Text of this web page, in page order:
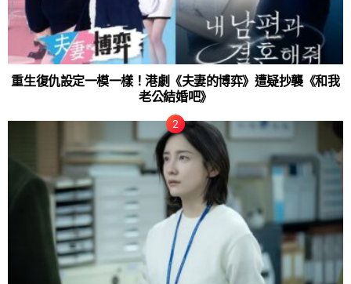
重生復仇設定一模一樣！港劇《夫妻的博弈》遭疑抄襲《和我
老公結婚吧》